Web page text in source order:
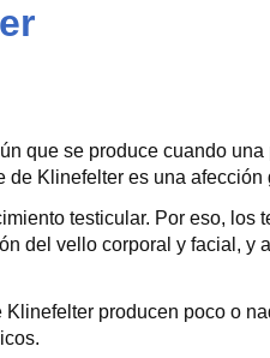
que se produce cuando
Klinefelter es una
testicular. Por eso,
del vello corporal y facial,
producen poco o